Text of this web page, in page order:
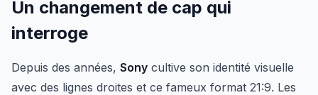
Un changement de cap qui
interroge
Depuis des années, Sony cultive son identité visuelle
avec des lignes droites et ce fameux format 21:9. Les